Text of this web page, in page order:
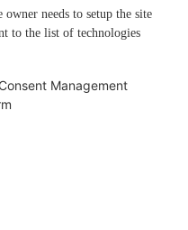
needs to setup the site
to the list of technologies
Management